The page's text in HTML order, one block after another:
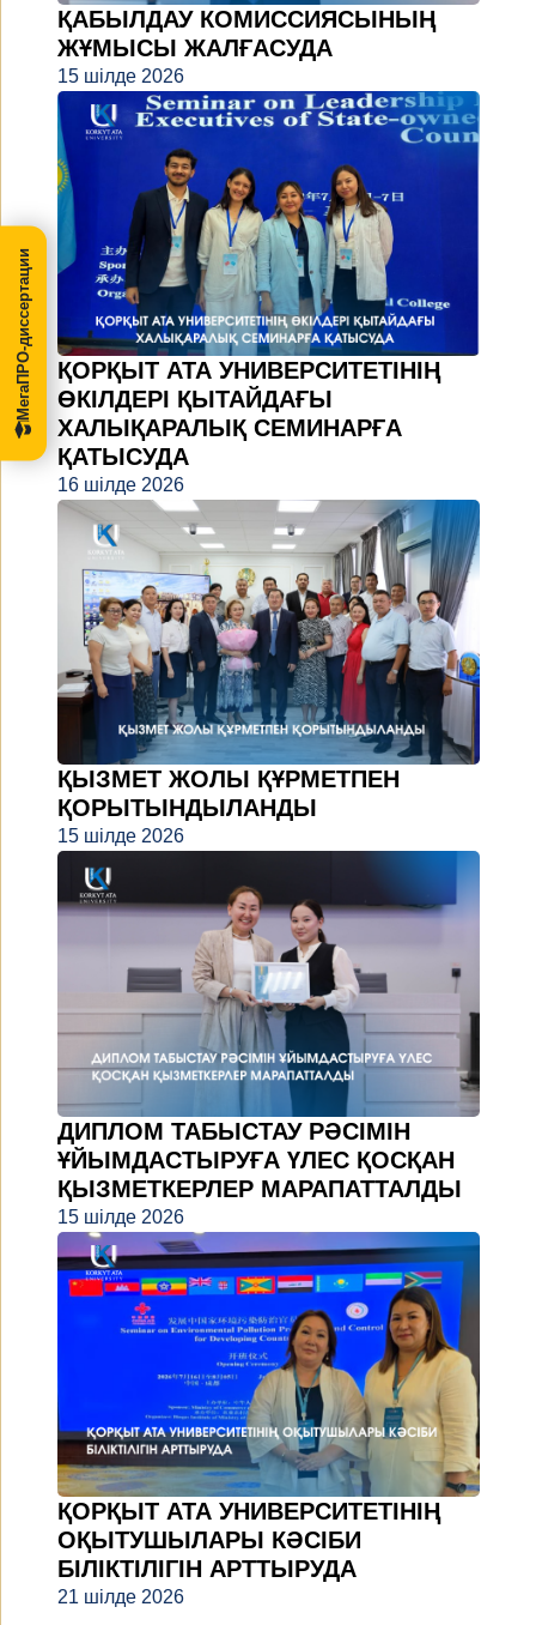
ҚАБЫЛДАУ КОМИССИЯСЫНЫҢ
ЖҰМЫСЫ ЖАЛҒАСУДА
15 шілде 2026
ҚОРҚЫТ АТА УНИВЕРСИТЕТІНІҢ
ӨКІЛДЕРІ ҚЫТАЙДАҒЫ
ХАЛЫҚАРАЛЫҚ СЕМИНАРҒА
ҚАТЫСУДА
16 шілде 2026
ҚЫЗМЕТ ЖОЛЫ ҚҰРМЕТПЕН
ҚОРЫТЫНДЫЛАНДЫ
15 шілде 2026
ДИПЛОМ ТАБЫСТАУ РӘСІМІН
ҰЙЫМДАСТЫРУҒА ҮЛЕС ҚОСҚАН
ҚЫЗМЕТКЕРЛЕР МАРАПАТТАЛДЫ
15 шілде 2026
ҚОРҚЫТ АТА УНИВЕРСИТЕТІНІҢ
ОҚЫТУШЫЛАРЫ КӘСІБИ
БІЛІКТІЛІГІН АРТТЫРУДА
21 шілде 2026
МегаПРО-диссертации